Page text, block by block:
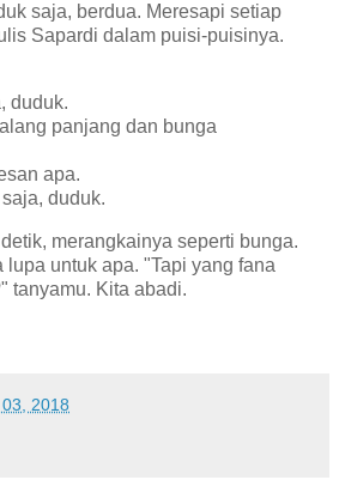
saja, berdua. Meresapi setiap
Sapardi dalam puisi-puisinya.
duduk.
panjang dan bunga
apa.
duduk.
merangkainya seperti bunga.
lupa untuk apa. "Tapi yang fana
tanyamu. Kita abadi.
2018